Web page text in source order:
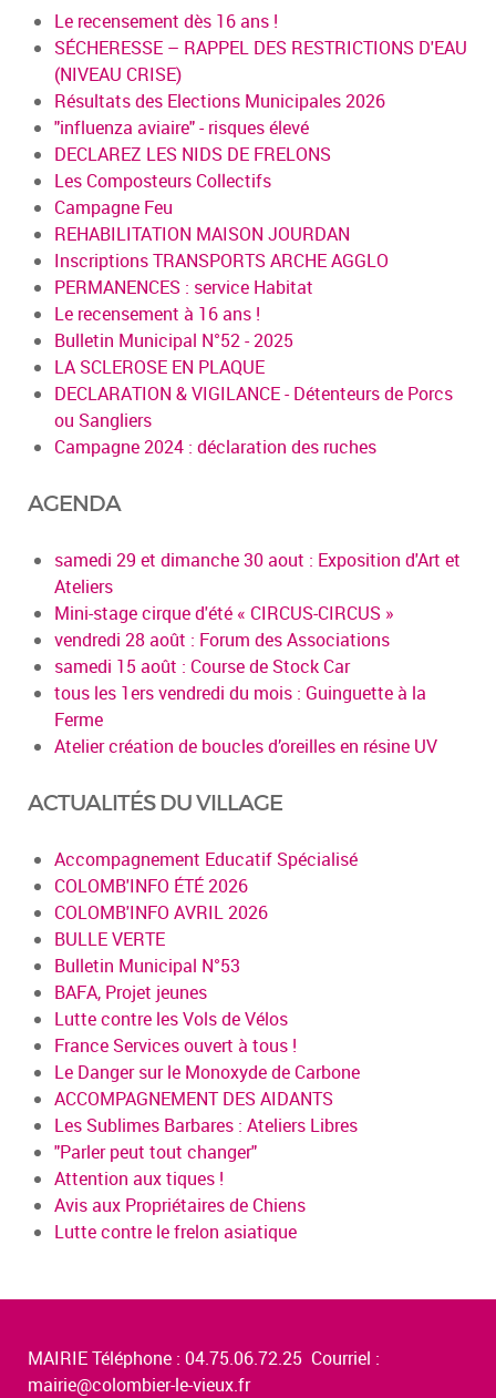
Le recensement dès 16 ans !
SÉCHERESSE – RAPPEL DES RESTRICTIONS D'EAU
(NIVEAU CRISE)
Résultats des Elections Municipales 2026
"influenza aviaire" - risques élevé
DECLAREZ LES NIDS DE FRELONS
Les Composteurs Collectifs
Campagne Feu
REHABILITATION MAISON JOURDAN
Inscriptions TRANSPORTS ARCHE AGGLO
PERMANENCES : service Habitat
Le recensement à 16 ans !
Bulletin Municipal N°52 - 2025
LA SCLEROSE EN PLAQUE
DECLARATION & VIGILANCE - Détenteurs de Porcs
ou Sangliers
Campagne 2024 : déclaration des ruches
AGENDA
samedi 29 et dimanche 30 aout : Exposition d'Art et
Ateliers
Mini-stage cirque d'été « CIRCUS-CIRCUS »
vendredi 28 août : Forum des Associations
samedi 15 août : Course de Stock Car
tous les 1ers vendredi du mois : Guinguette à la
Ferme
Atelier création de boucles d’oreilles en résine UV
ACTUALITÉS DU VILLAGE
Accompagnement Educatif Spécialisé
COLOMB'INFO ÉTÉ 2026
COLOMB'INFO AVRIL 2026
BULLE VERTE
Bulletin Municipal N°53
BAFA, Projet jeunes
Lutte contre les Vols de Vélos
France Services ouvert à tous !
Le Danger sur le Monoxyde de Carbone
ACCOMPAGNEMENT DES AIDANTS
Les Sublimes Barbares : Ateliers Libres
"Parler peut tout changer"
Attention aux tiques !
Avis aux Propriétaires de Chiens
Lutte contre le frelon asiatique
MAIRIE Téléphone : 04.75.06.72.25 Courriel :
mairie@colombier-le-vieux.fr